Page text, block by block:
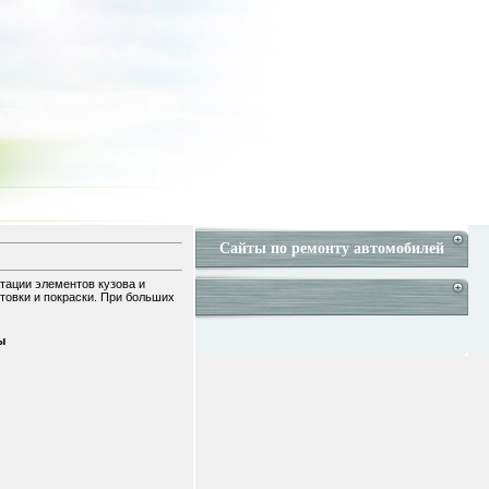
элементов кузова и
и покраски. При больших
Сайты по ремонту автомобилей